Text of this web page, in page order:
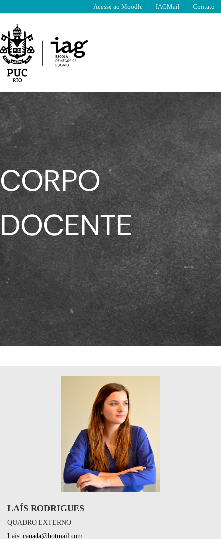
o
conteúdo
Acesso ao Moodle IAGMail Contato
CORPO
DOCENTE
LAÍS RODRIGUES
QUADRO EXTERNO
Lais_canada@hotmail.com